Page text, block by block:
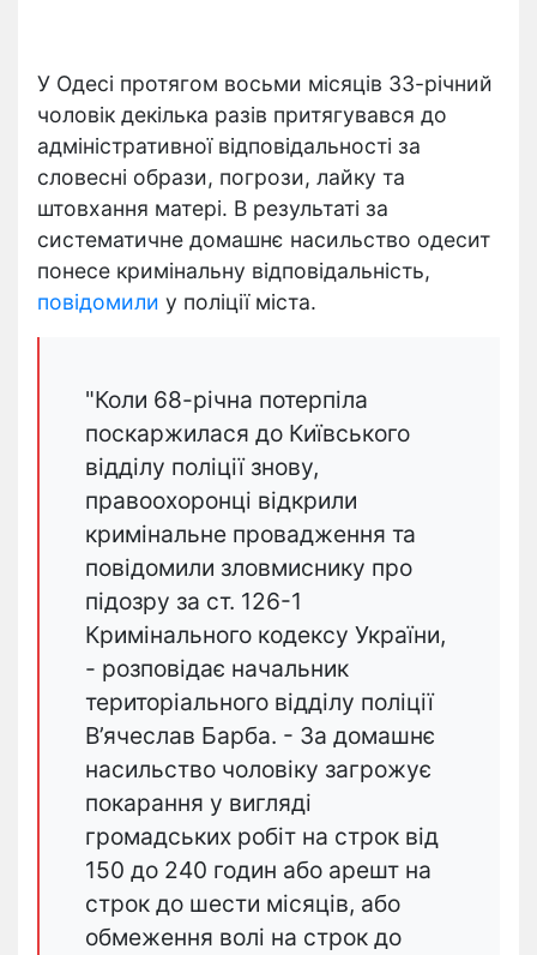
У Одесі протягом восьми місяців 33-річний
чоловік декілька разів притягувався до
адміністративної відповідальності за
словесні образи, погрози, лайку та
штовхання матері. В результаті за
систематичне домашнє насильство одесит
понесе кримінальну відповідальність,
повідомили у поліції міста.
"Коли 68-річна потерпіла
поскаржилася до Київського
відділу поліції знову,
правоохоронці відкрили
кримінальне провадження та
повідомили зловмиснику про
підозру за ст. 126-1
Кримінального кодексу України,
- розповідає начальник
територіального відділу поліції
В’ячеслав Барба. - За домашнє
насильство чоловіку загрожує
покарання у вигляді
громадських робіт на строк від
150 до 240 годин або арешт на
строк до шести місяців, або
обмеження волі на строк до